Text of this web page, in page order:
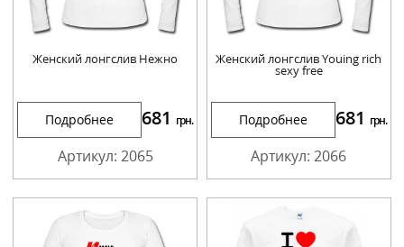
Женский лонгслив Нежно
Подробнее 681 грн.
Артикул: 2065
Женский лонгслив Youing rich
sexy free
Подробнее 681 грн.
Артикул: 2066